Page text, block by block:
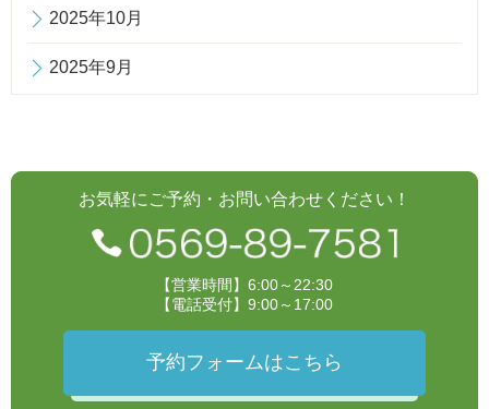
2025年10月
2025年9月
お気軽にご予約・お問い合わせください！
【営業時間】6:00～22:30
【電話受付】9:00～17:00
予約フォームはこちら